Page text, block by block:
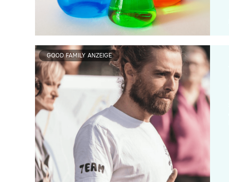
GOOD FAMILY ANZEIGE